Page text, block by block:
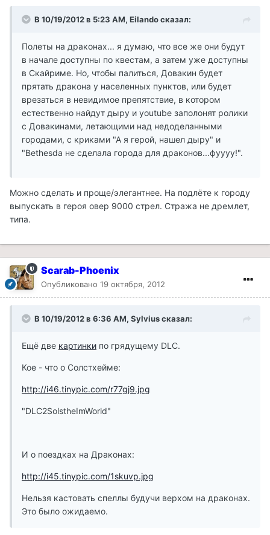
В 10/19/2012 в 5:23 AM, Eilando сказал:
Полеты на драконах... я думаю, что все же они будут
в начале доступны по квестам, а затем уже доступны
в Скайриме. Но, чтобы палиться, Довакин будет
прятать дракона у населенных пунктов, или будет
врезаться в невидимое препятствие, в котором
естественно найдут дыру и youtube заполонят ролики
с Довакинами, летающими над недоделанными
городами, с криками "А я герой, нашел дыру" и
"Bethesda не сделала города для драконов...фуууу!".
Можно сделать и проще/элегантнее. На подлёте к городу
выпускать в героя овер 9000 стрел. Стража не дремлет,
типа.
Scarab-Phoenix
Опубликовано 19 октября, 2012
В 10/19/2012 в 6:36 AM, Sylvius сказал:
Ещё две картинки по грядущему DLC.
Кое - что о Солстхейме:
http://i46.tinypic.com/r77gj9.jpg
"DLC2SolstheImWorld"
И о поездках на Драконах:
http://i45.tinypic.com/1skuvp.jpg
Нельзя кастовать спеллы будучи верхом на драконах.
Это было ожидаемо.